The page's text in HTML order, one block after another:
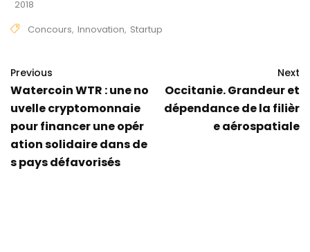
2018
Concours, Innovation, Startup
Previous
Watercoin WTR : une no
uvelle cryptomonnaie
pour financer une opér
ation solidaire dans de
s pays défavorisés
Next
Occitanie. Grandeur et
dépendance de la filièr
e aérospatiale